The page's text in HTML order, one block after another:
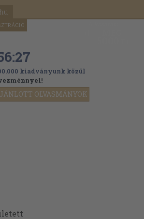
OLVASMÁNYOK
kiadványunk közül